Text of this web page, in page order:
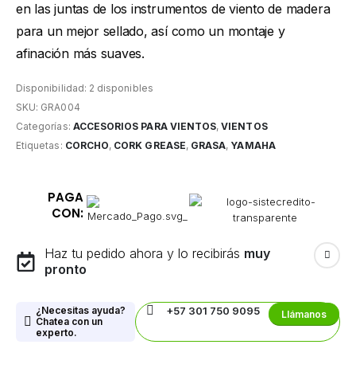
en las juntas de los instrumentos de viento de madera
para un mejor sellado, así como un montaje y
afinación más suaves.
Disponibilidad: 2 disponibles
SKU: GRA004
Categorías: ACCESORIOS PARA VIENTOS,VIENTOS
Etiquetas: CORCHO, CORK GREASE, GRASA, YAMAHA
PAGA
CON:
Haz tu pedido ahora y lo recibirás muy
pronto
¿Necesitas ayuda?
Chatea con un
experto.
+57 301 750 9095 Llámanos